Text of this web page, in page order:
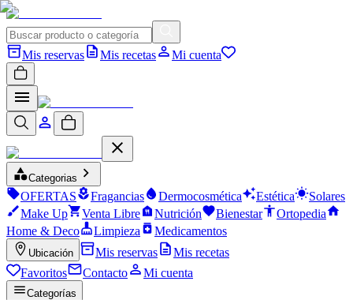
Mis reservas Mis recetas Mi cuenta
Categorias
OFERTAS Fragancias Dermocosmética Estética
Solares
Make Up
Venta Libre Nutrición Bienestar
Ortopedia
Home & Deco
Limpieza Medicamentos
Ubicación Mis reservas
Mis recetas
Favoritos
Contacto Mi cuenta
Categorías